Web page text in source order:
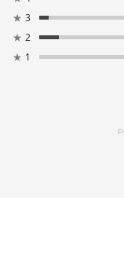
★ 3
★ 2
★ 1